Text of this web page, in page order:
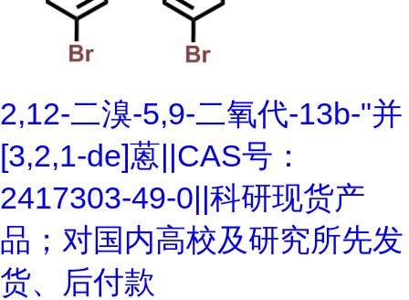
2,12-二溴-5,9-二氧代-13b-"并
[3,2,1-de]蒽||CAS号：
2417303-49-0||科研现货产
品；对国内高校及研究所先发
货、后付款